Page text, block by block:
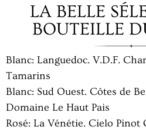
LA BELLE
BOUTEILLE
Blanc: Languedoc. V.D.F.
Tamarins
Blanc: Sud Ouest. Côtes de
Domaine Le Haut Pais
Rosé: La Vénétie. Cielo